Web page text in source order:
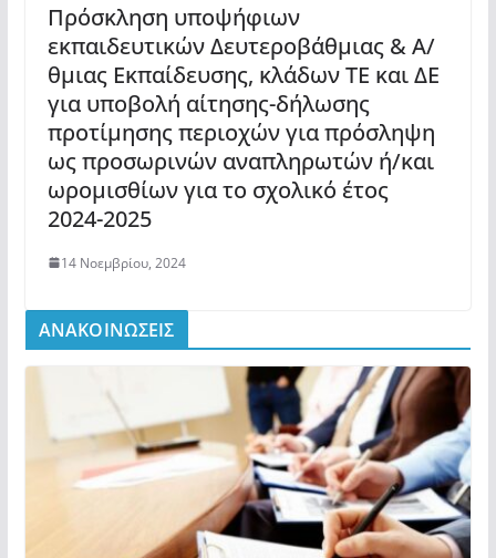
Πρόσκληση υποψήφιων
εκπαιδευτικών Δευτεροβάθμιας & Α/
θμιας Εκπαίδευσης, κλάδων ΤΕ και ΔΕ
για υποβολή αίτησης-δήλωσης
προτίμησης περιοχών για πρόσληψη
ως προσωρινών αναπληρωτών ή/και
ωρομισθίων για το σχολικό έτος
2024-2025
14 Νοεμβρίου, 2024
ΑΝΑΚΟΙΝΩΣΕΙΣ